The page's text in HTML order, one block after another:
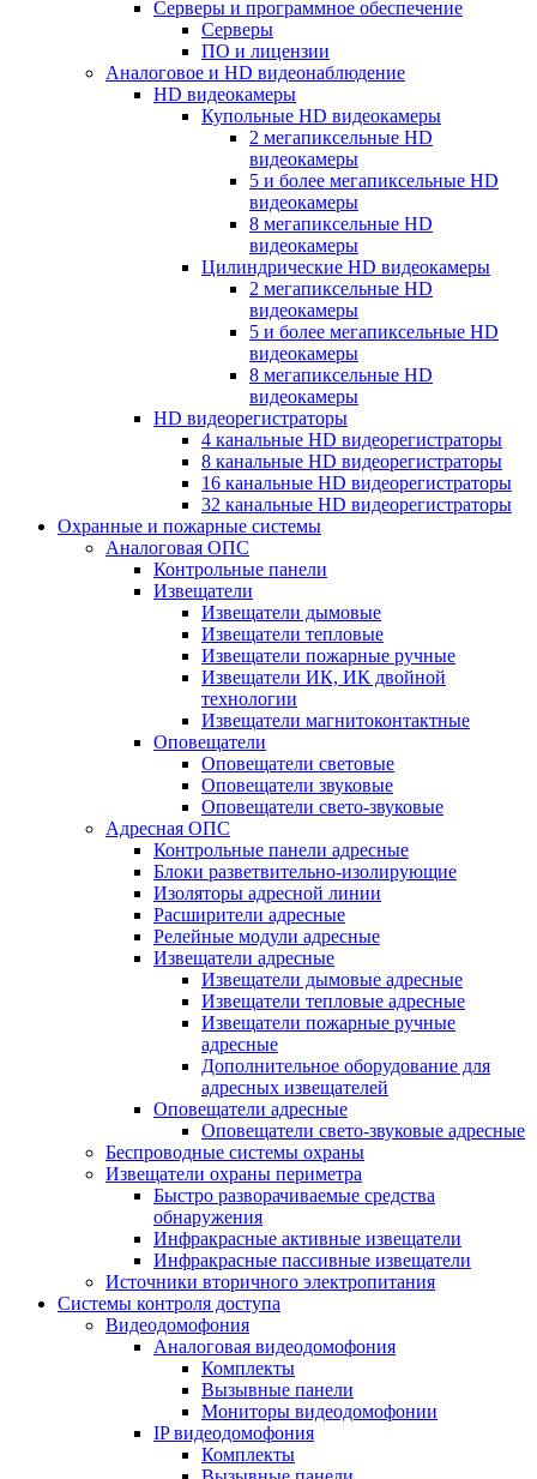
Серверы и программное обеспечение
Серверы
ПО и лицензии
Аналоговое и HD видеонаблюдение
HD видеокамеры
Купольные HD видеокамеры
2 мегапиксельные HD
видеокамеры
5 и более мегапиксельные HD
видеокамеры
8 мегапиксельные HD
видеокамеры
Цилиндрические HD видеокамеры
2 мегапиксельные HD
видеокамеры
5 и более мегапиксельные HD
видеокамеры
8 мегапиксельные HD
видеокамеры
HD видеорегистраторы
4 канальные HD видеорегистраторы
8 канальные HD видеорегистраторы
16 канальные HD видеорегистраторы
32 канальные HD видеорегистраторы
Охранные и пожарные системы
Аналоговая ОПС
Контрольные панели
Извещатели
Извещатели дымовые
Извещатели тепловые
Извещатели пожарные ручные
Извещатели ИК, ИК двойной
технологии
Извещатели магнитоконтактные
Оповещатели
Оповещатели световые
Оповещатели звуковые
Оповещатели свето-звуковые
Адресная ОПС
Контрольные панели адресные
Блоки разветвительно-изолирующие
Изоляторы адресной линии
Расширители адресные
Релейные модули адресные
Извещатели адресные
Извещатели дымовые адресные
Извещатели тепловые адресные
Извещатели пожарные ручные
адресные
Дополнительное оборудование для
адресных извещателей
Оповещатели адресные
Оповещатели свето-звуковые адресные
Беспроводные системы охраны
Извещатели охраны периметра
Быстро разворачиваемые средства
обнаружения
Инфракрасные активные извещатели
Инфракрасные пассивные извещатели
Источники вторичного электропитания
Системы контроля доступа
Видеодомофония
Аналоговая видеодомофония
Комплекты
Вызывные панели
Мониторы видеодомофонии
IP видеодомофония
Комплекты